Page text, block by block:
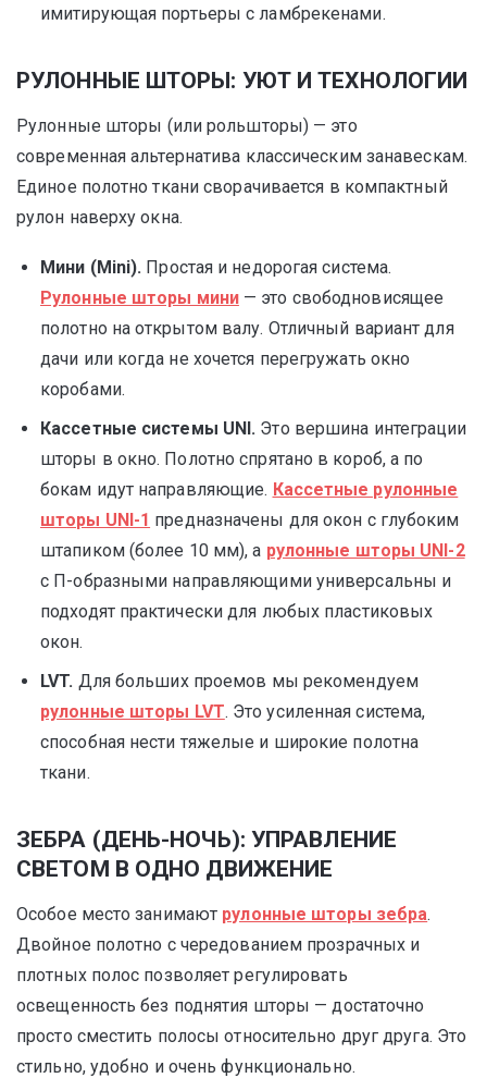
имитирующая портьеры с ламбрекенами.
РУЛОННЫЕ ШТОРЫ: УЮТ И ТЕХНОЛОГИИ
Рулонные шторы (или рольшторы) — это
современная альтернатива классическим занавескам.
Единое полотно ткани сворачивается в компактный
рулон наверху окна.
Мини (Mini). Простая и недорогая система.
Рулонные шторы мини— это свободновисящее
полотно на открытом валу. Отличный вариант для
дачи или когда не хочется перегружать окно
коробами.
Кассетные системы UNI. Это вершина интеграции
шторы в окно. Полотно спрятано в короб, а по
бокам идут направляющие. Кассетные рулонные
шторы UNI-1 предназначены для окон с глубоким
штапиком (более 10 мм), а рулонные шторы UNI-2
с П-образными направляющими универсальны и
подходят практически для любых пластиковых
окон.
LVT. Для больших проемов мы рекомендуем
рулонные шторы LVT. Это усиленная система,
способная нести тяжелые и широкие полотна
ткани.
ЗЕБРА (ДЕНЬ-НОЧЬ): УПРАВЛЕНИЕ
СВЕТОМ В ОДНО ДВИЖЕНИЕ
Особое место занимают рулонные шторы зебра.
Двойное полотно с чередованием прозрачных и
плотных полос позволяет регулировать
освещенность без поднятия шторы — достаточно
просто сместить полосы относительно друг друга. Это
стильно, удобно и очень функционально.